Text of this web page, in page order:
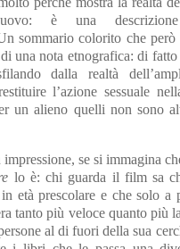
è una
sommario colorito che però
una nota etnografica: di
dalla realtà
l’azione sessuale
un alieno quelli non sono
se si immagina
lo è: chi guarda il film sa
età prescolare e che solo a
tanto più veloce quanto più
al di fuori della sua